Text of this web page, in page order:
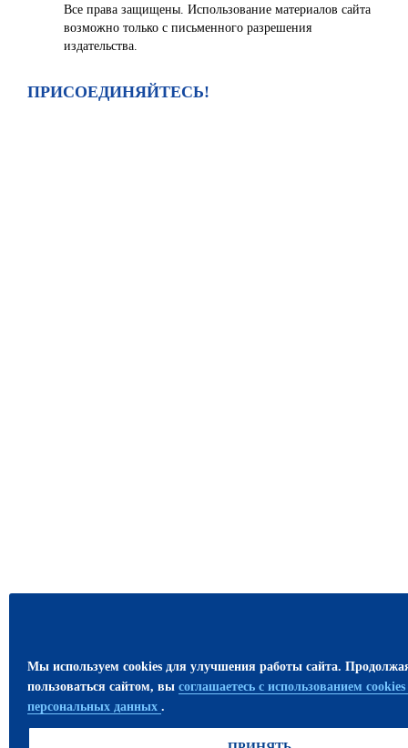
Все права защищены. Использование материалов сайта
возможно только с письменного разрешения
издательства.
ПРИСОЕДИНЯЙТЕСЬ!
Мы используем cookies для улучшения работы сайта.
пользоваться сайтом, вы соглашаетесь с использованием cookies
персональных данных .